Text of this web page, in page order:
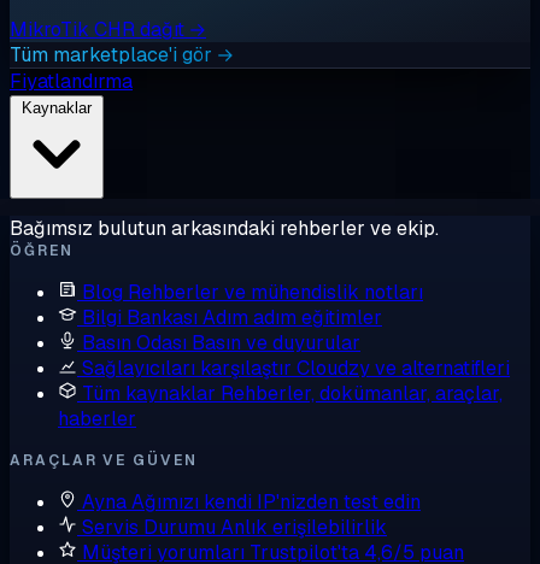
MikroTik CHR dağıt →
Tüm marketplace'i gör →
Fiyatlandırma
Kaynaklar
Bağımsız bulutun arkasındaki rehberler ve ekip.
ÖĞREN
Blog Rehberler ve mühendislik notları
Bilgi Bankası Adım adım eğitimler
Basın Odası Basın ve duyurular
Sağlayıcıları karşılaştır Cloudzy ve alternatifleri
Tüm kaynaklar Rehberler, dokümanlar, araçlar,
haberler
ARAÇLAR VE GÜVEN
AynaAğımızı kendi IP'nizden test edin
Servis Durumu Anlık erişilebilirlik
Müşteri yorumları Trustpilot'ta 4,6/5 puan